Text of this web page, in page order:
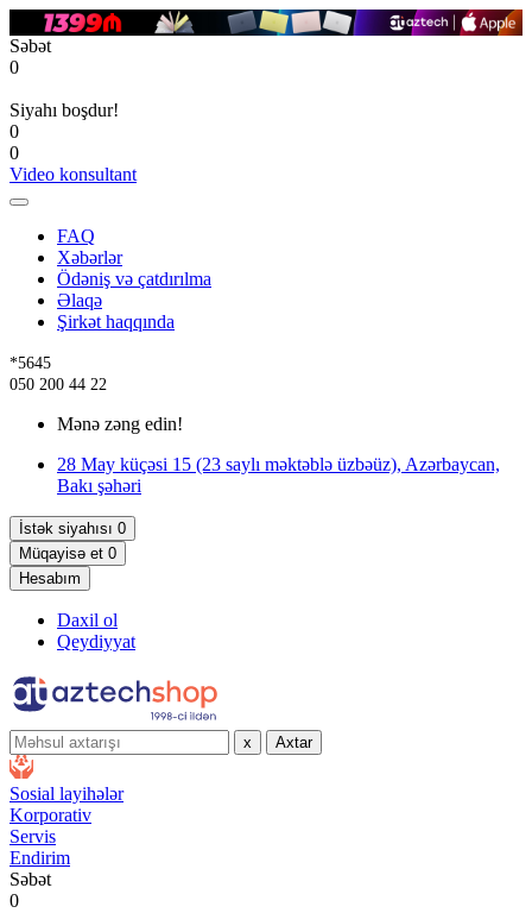
Səbət
0
Siyahı boşdur!
0
0
Video konsultant
FAQ
Xəbərlər
Ödəniş və çatdırılma
Əlaqə
Şirkət haqqında
*5645
050 200 44 22
Mənə zəng edin!
28 May küçəsi 15 (23 saylı məktəblə üzbəüz), Azərbaycan,
Bakı şəhəri
İstək siyahısı 0
Müqayisə et 0
Hesabım
Daxil ol
Qeydiyyat
x Axtar
Sosial layihələr
Korporativ
Servis
Endirim
Səbət
0